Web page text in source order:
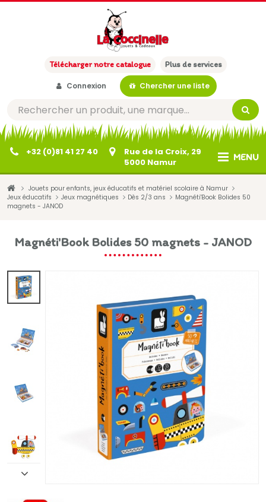
Télécharger notre catalogue Plus de services
Connexion Chercher une liste
MENU
+32 (0)81 41 27 40
Rue de la Croix, 29
5000 Namur
Jouets pour enfants, jeux éducatifs et matériel scolaire à Namur
Jeux éducatifs
Jeux magnétiques Dès 2/3 ans
Magnéti'Book Bolides 50
magnets - JANOD
Magnéti'Book Bolides 50 magnets - JANOD